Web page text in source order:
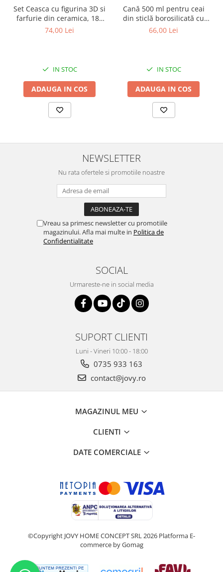
Set Ceasca cu figurina 3D si
farfurie din ceramica, 180
ml
74,00 Lei
IN STOC
ADAUGA IN COS
Cană 500 ml pentru ceai
din sticlă borosilicată cu
infuzor și capac
66,00 Lei
IN STOC
ADAUGA IN COS
NEWSLETTER
Nu rata ofertele si promotiile noastre
Vreau sa primesc newsletter cu promotiile
magazinului. Afla mai multe in Politica de
Confidentialitate
SOCIAL
Urmareste-ne in social media
SUPORT CLIENTI
Luni - Vineri 10:00 - 18:00
0735 933 163
contact@jovy.ro
MAGAZINUL MEU
CLIENTI
DATE COMERCIALE
©Copyright JOVY HOME CONCEPT SRL 2026 Platforma E-
commerce by Gomag